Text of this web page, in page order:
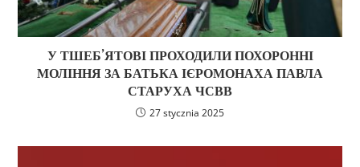
У ТШЕБ’ЯТОВІ ПРОХОДИЛИ ПОХОРОННІ
МОЛІННЯ ЗА БАТЬКА ІЄРОМОНАХА ПАВЛА
СТАРУХА ЧСВВ
27 stycznia 2025